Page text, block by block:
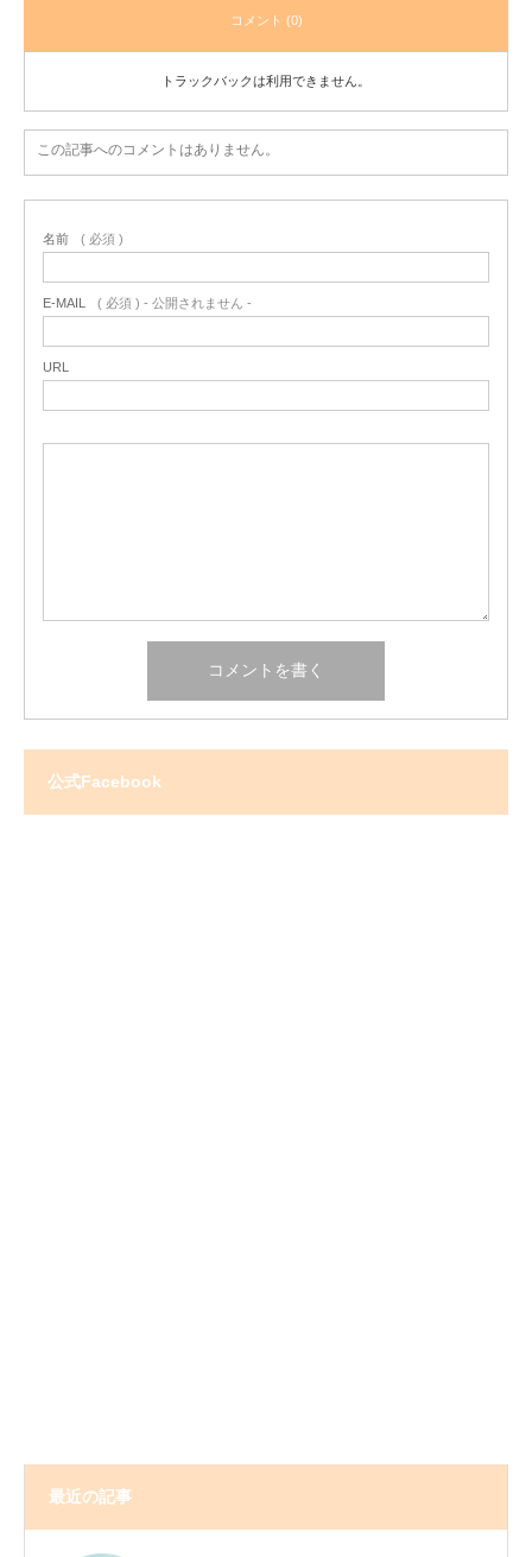
コメント (0)
トラックバックは利用できません。
この記事へのコメントはありません。
名前 ( 必須 )
E-MAIL ( 必須 ) - 公開されません -
URL
公式Facebook
最近の記事